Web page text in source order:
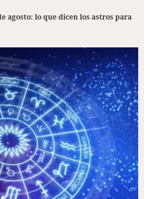
agosto: lo que dicen los astros para